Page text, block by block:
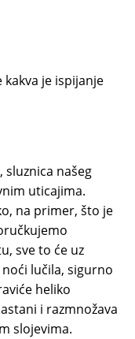
kakva je ispijanje
sluznica našeg
uticajima.
na primer, što je
sve to će uz
lučila, sigurno
heliko
i razmnožava
slojevima.